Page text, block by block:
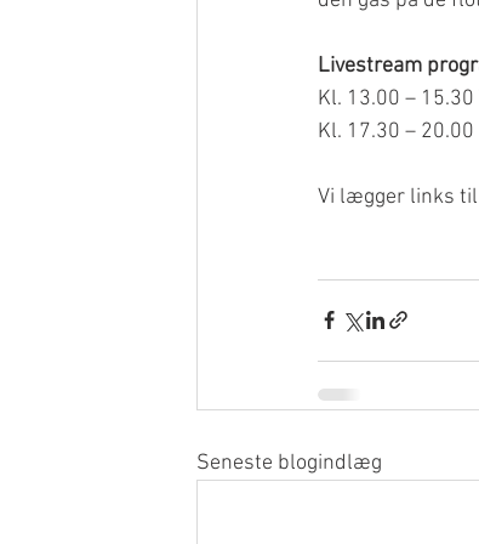
Livestream
Kl. 13.00 – 15.30
Kl. 17.30 –
Vi lægger links til
Seneste blogindlæg